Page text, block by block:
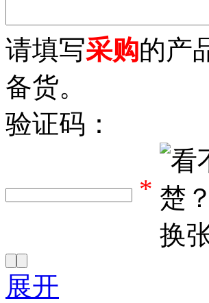
请填写采购的产
备货。
验证码：
*
展开